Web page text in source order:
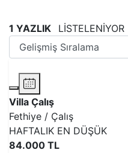
1 YAZLIK LİSTELENİYOR
Villa Çalış
Fethiye / Çalış
HAFTALIK EN DÜŞÜK
84.000 TL